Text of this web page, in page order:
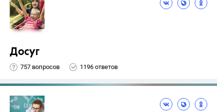
Досуг
757 вопросов 1196 ответов